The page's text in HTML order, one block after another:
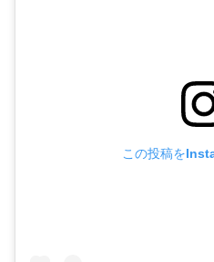
この投稿を